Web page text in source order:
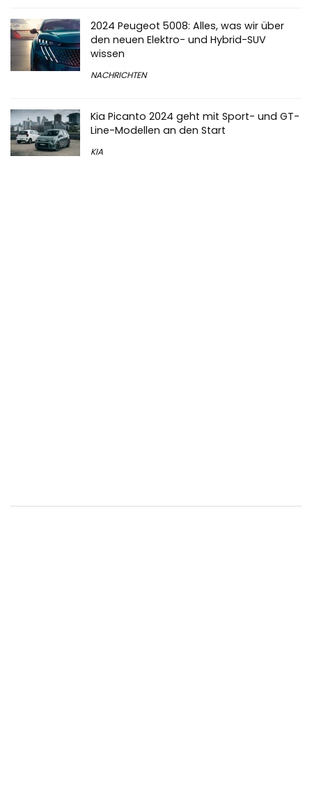
2024 Peugeot 5008: Alles, was wir über
den neuen Elektro- und Hybrid-SUV
wissen
NACHRICHTEN
Kia Picanto 2024 geht mit Sport- und GT-
Line-Modellen an den Start
KIA